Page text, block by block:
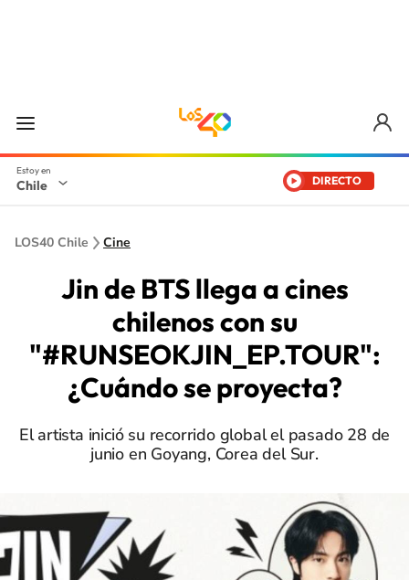
Chile DIRECTO
LOS40 Chile Cine
Jin de BTS llega a cines
chilenos con su
"#RUNSEOKJIN_EP.TOUR":
¿Cuándo se proyecta?
El artista inició su recorrido global el pasado 28 de
junio en Goyang, Corea del Sur.